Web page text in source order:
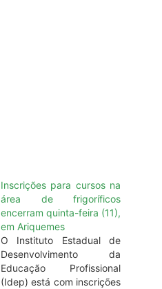
Inscrições para cursos na
área de frigoríficos
encerram quinta-feira (11),
em Ariquemes
O Instituto Estadual de
Desenvolvimento da
Educação Profissional
(Idep) está com inscrições